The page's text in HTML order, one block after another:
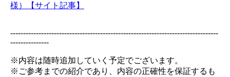
様）【サイト記事】
---------------------------------------------------------------------------------
---------------
※内容は随時追加していく予定でございます。
※ご参考までの紹介であり、内容の正確性を保証するも